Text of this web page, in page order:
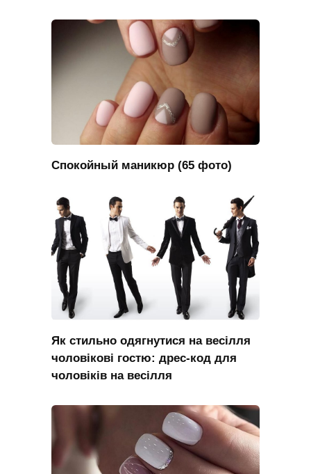
Спокойный маникюр (65 фото)
Як стильно одягнутися на весілля
чоловікові гостю: дрес-код для
чоловіків на весілля